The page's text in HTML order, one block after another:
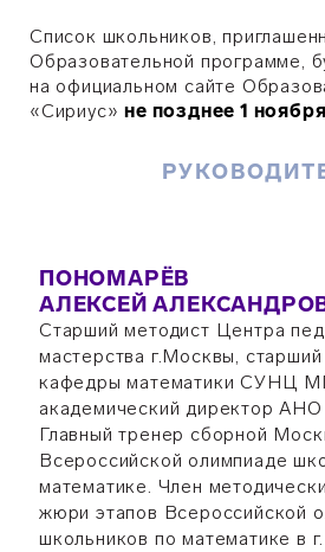
Список школьников,
Образовательной программе,
на официальном сайте
«Сириус»не позднее 1
ПОНОМАРЁВ
АЛЕКСЕЙ
Старший методист Центра
мастерства г.Москвы,
кафедры математики СУНЦ
академический директор АНО
Главный тренер сборной
Всероссийской олимпиаде
математике. Член
жюри этапов Всероссийской
школьников по математике в